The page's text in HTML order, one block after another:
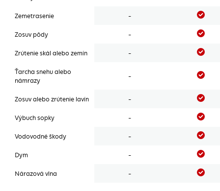
Zemetrasenie - Áno
Zosuv pôdy - Áno
Zrútenie skál alebo zemín - Áno
Ťarcha snehu alebo
námrazy
- Áno
Zosuv alebo zrútenie lavín - Áno
Výbuch sopky - Áno
Vodovodné škody - Áno
Dym - Áno
Nárazová vlna - Áno